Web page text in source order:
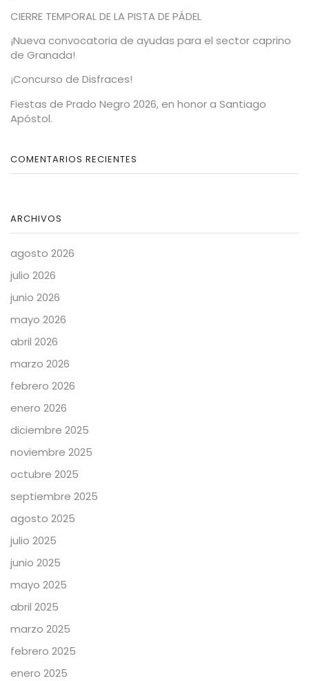
CIERRE TEMPORAL DE LA PISTA DE PÁDEL
¡Nueva convocatoria de ayudas para el sector caprino
de Granada!
¡Concurso de Disfraces!
Fiestas de Prado Negro 2026, en honor a Santiago
Apóstol.
COMENTARIOS RECIENTES
ARCHIVOS
agosto 2026
julio 2026
junio 2026
mayo 2026
abril 2026
marzo 2026
febrero 2026
enero 2026
diciembre 2025
noviembre 2025
octubre 2025
septiembre 2025
agosto 2025
julio 2025
junio 2025
mayo 2025
abril 2025
marzo 2025
febrero 2025
enero 2025